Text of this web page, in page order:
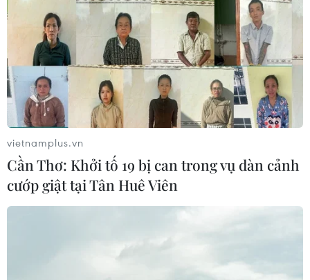
vietnamplus.vn
Cần Thơ: Khởi tố 19 bị can trong vụ dàn cảnh
cướp giật tại Tân Huê Viên